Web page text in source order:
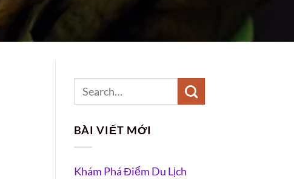
BÀI VIẾT MỚI
Khám Phá Điểm Du Lịch